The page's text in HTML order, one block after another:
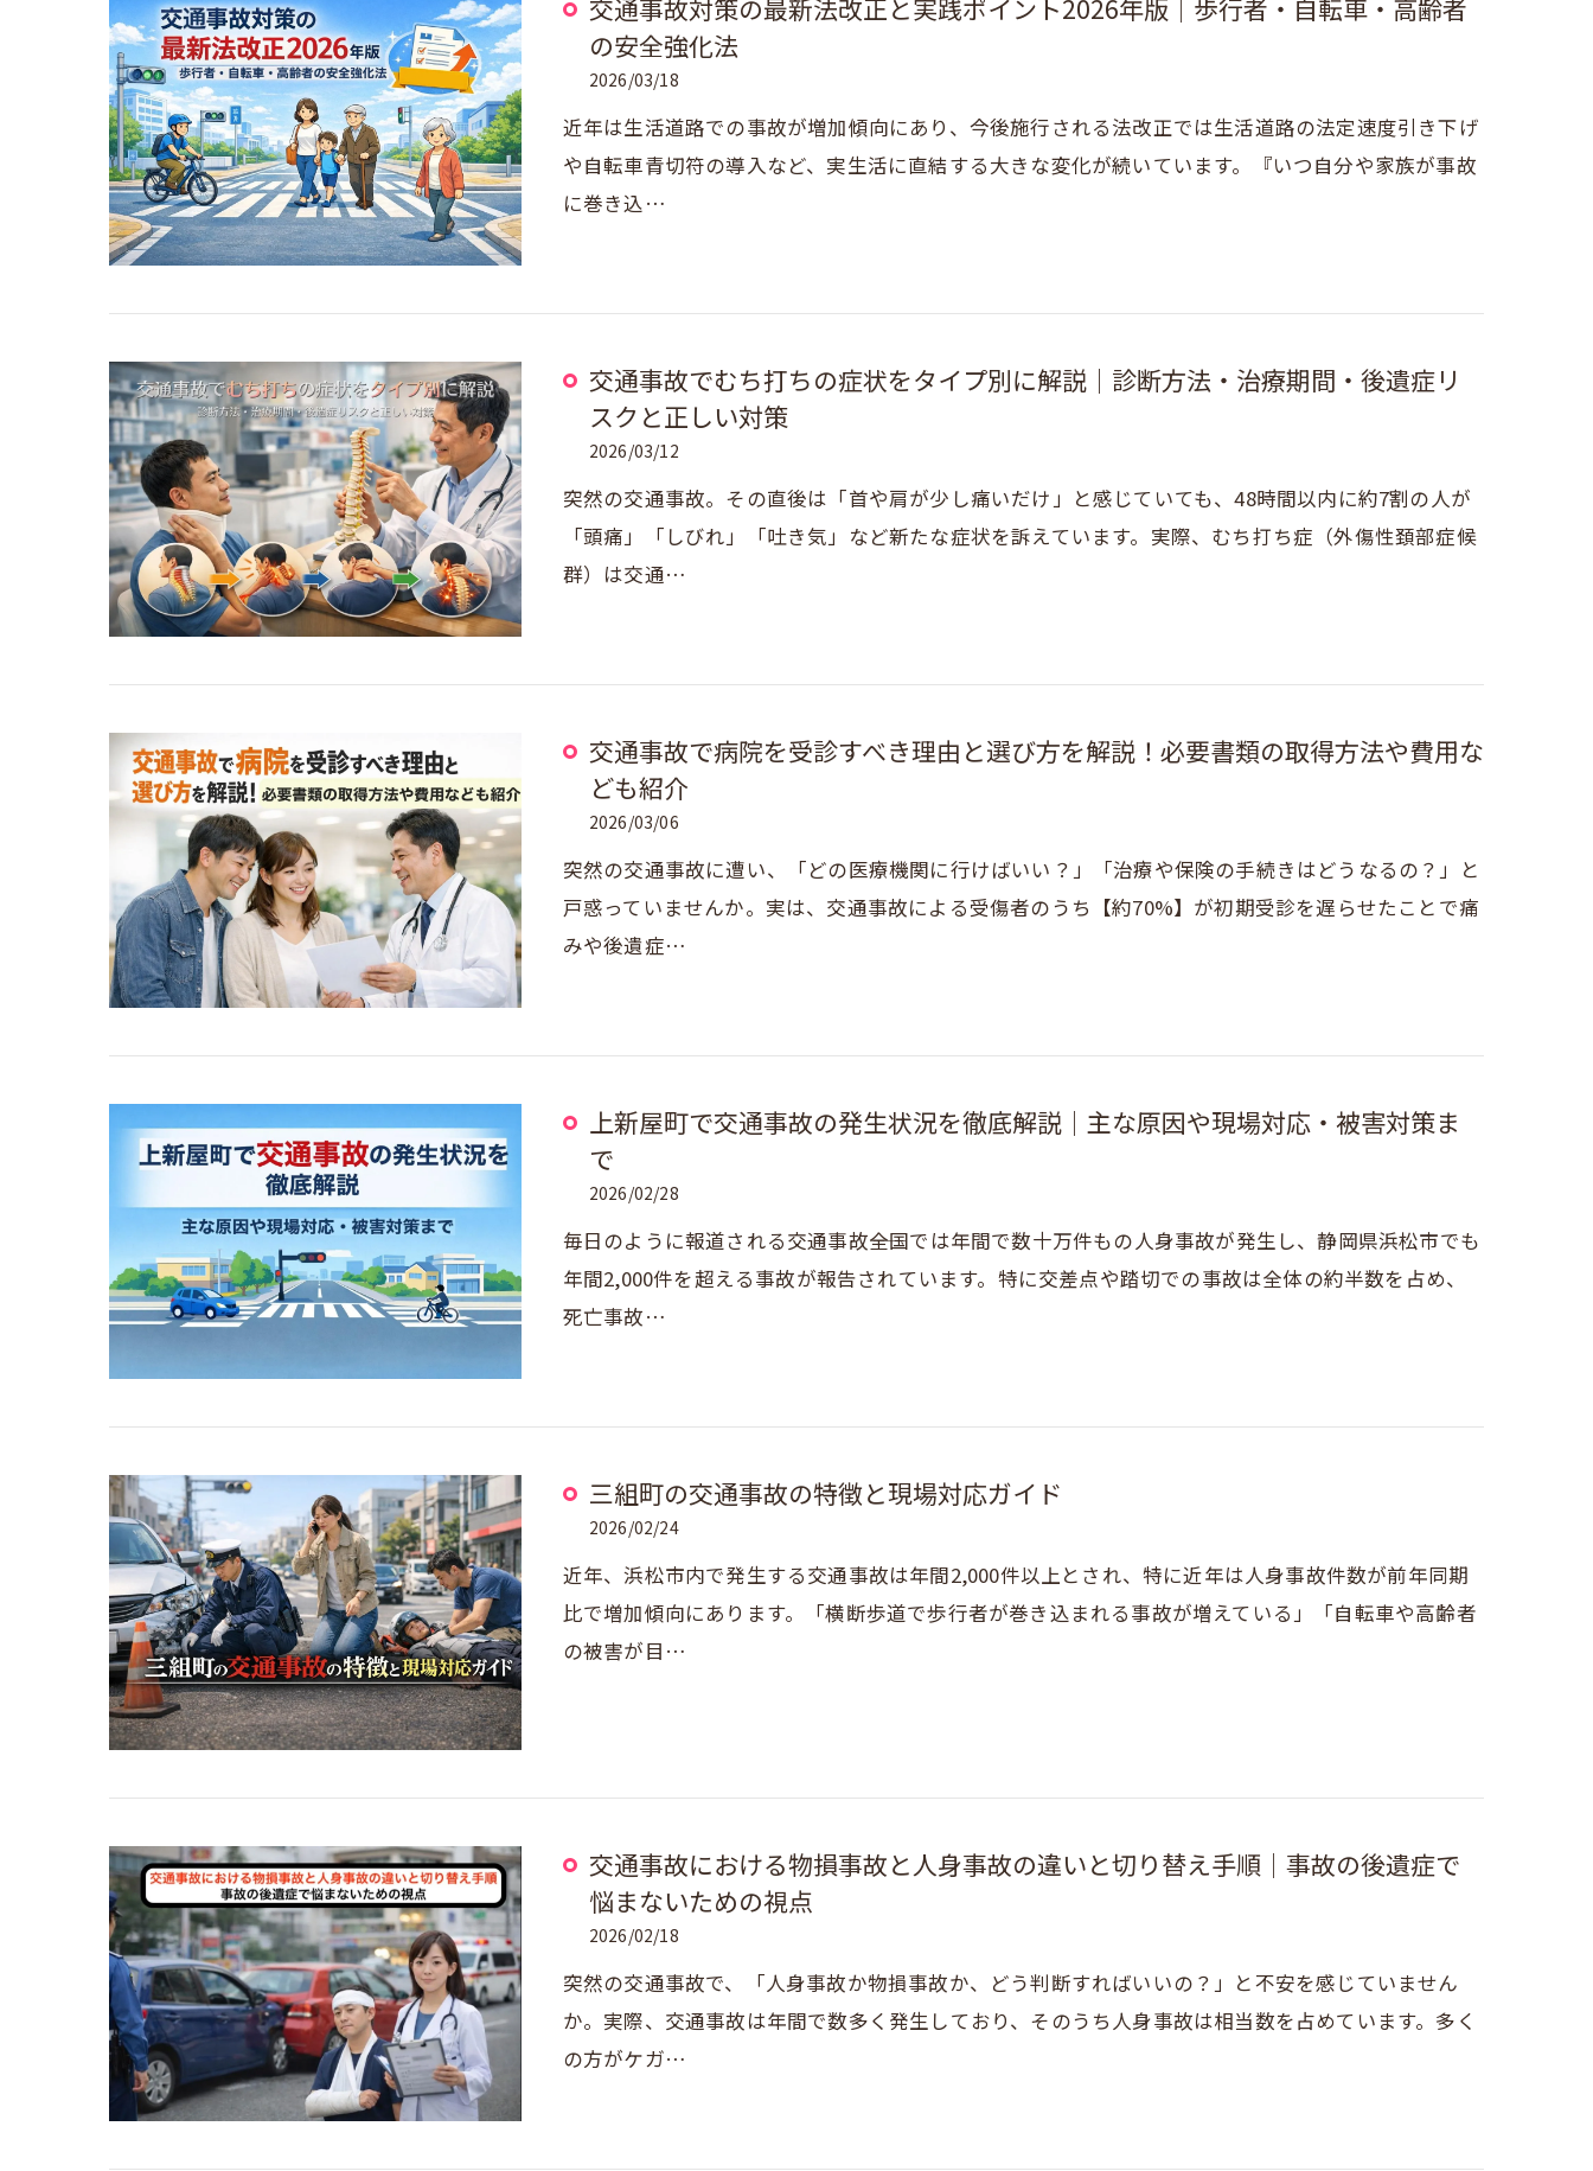
交通事故対策の最新法改正と実践ポイント2026年版｜歩行者・自転車・高齢者
の安全強化法
2026/03/18
近年は生活道路での事故が増加傾向にあり、今後施行される法改正では生活道路の法定速度引き下げ
や自転車青切符の導入など、実生活に直結する大きな変化が続いています。『いつ自分や家族が事故
に巻き込…
交通事故でむち打ちの症状をタイプ別に解説｜診断方法・治療期間・後遺症リ
スクと正しい対策
2026/03/12
突然の交通事故。その直後は「首や肩が少し痛いだけ」と感じていても、48時間以内に約7割の人が
「頭痛」「しびれ」「吐き気」など新たな症状を訴えています。実際、むち打ち症（外傷性頚部症候
群）は交通…
交通事故で病院を受診すべき理由と選び方を解説！必要書類の取得方法や費用な
ども紹介
2026/03/06
突然の交通事故に遭い、「どの医療機関に行けばいい？」「治療や保険の手続きはどうなるの？」と
戸惑っていませんか。実は、交通事故による受傷者のうち【約70%】が初期受診を遅らせたことで痛
みや後遺症…
上新屋町で交通事故の発生状況を徹底解説｜主な原因や現場対応・被害対策ま
で
2026/02/28
毎日のように報道される交通事故――全国では年間で数十万件もの人身事故が発生し、静岡県浜松市でも
年間2,000件を超える事故が報告されています。特に交差点や踏切での事故は全体の約半数を占め、
死亡事故…
三組町の交通事故の特徴と現場対応ガイド
2026/02/24
近年、浜松市内で発生する交通事故は年間2,000件以上とされ、特に近年は人身事故件数が前年同期
比で増加傾向にあります。「横断歩道で歩行者が巻き込まれる事故が増えている」「自転車や高齢者
の被害が目…
交通事故における物損事故と人身事故の違いと切り替え手順｜事故の後遺症で
悩まないための視点
2026/02/18
突然の交通事故で、「人身事故か物損事故か、どう判断すればいいの？」と不安を感じていません
か。実際、交通事故は年間で数多く発生しており、そのうち人身事故は相当数を占めています。多く
の方がケガ…